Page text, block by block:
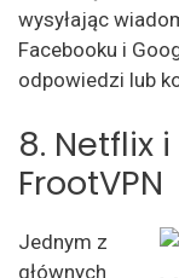
wysyłając
Facebooku i
odpowiedzi lub
8. Netflix
FrootVPN
Jednym z
głównych